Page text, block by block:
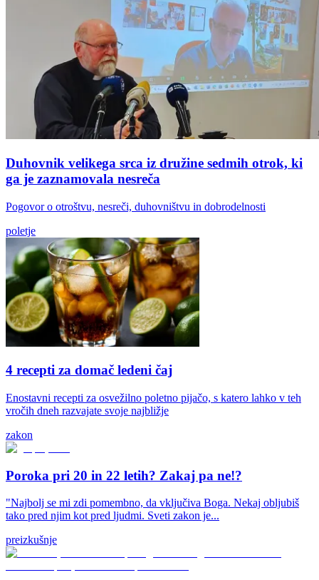
Duhovnik velikega srca iz družine sedmih otrok, ki
ga je zaznamovala nesreča
Pogovor o otroštvu, nesreči, duhovništvu in dobrodelnosti
poletje
4 recepti za domač ledeni čaj
Enostavni recepti za osvežilno poletno pijačo, s katero lahko v teh
vročih dneh razvajate svoje najbližje
zakon
Poroka pri 20 in 22 letih? Zakaj pa ne!?
"Najbolj se mi zdi pomembno, da vključiva Boga. Nekaj obljubiš
tako pred njim kot pred ljudmi. Sveti zakon je...
preizkušnje